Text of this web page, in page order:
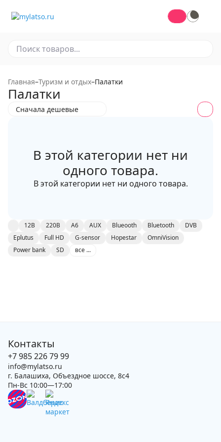
Главная–Туризм и отдых–Палатки
Палатки
Сначала дешевые
В этой категории нет ни
одного товара.
В этой категории нет ни одного товара.
12В 220В A6 AUX Blueooth Bluetooth
DVB
Eplutus
Full HD G-sensor Hopestar
OmniVision
Power bank
SD все ...
Контакты
+7 985 226 79 99
info@mylatso.ru
г. Балашиха, Объездное шоссе, 8с4
Пн-Вс 10:00—17:00